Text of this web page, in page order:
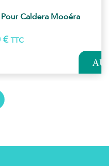
Pour Caldera Mooéra
€ TTC
AU